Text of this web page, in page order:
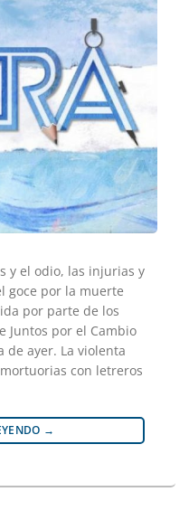
y el odio, las injurias y
goce por la muerte
por parte de los
Juntos por el Cambio
de ayer. La violenta
con letreros
→